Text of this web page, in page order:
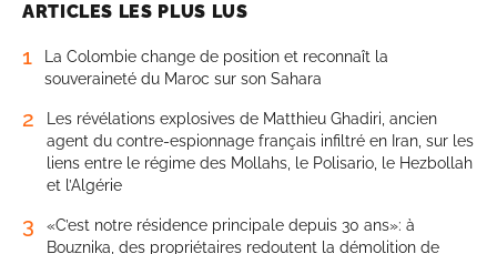
ARTICLES LES PLUS LUS
1
La Colombie change de position et reconnaît la
souveraineté du Maroc sur son Sahara
2
Les révélations explosives de Matthieu Ghadiri, ancien
agent du contre-espionnage français infiltré en Iran, sur les
liens entre le régime des Mollahs, le Polisario, le Hezbollah
et l’Algérie
3
«C’est notre résidence principale depuis 30 ans»: à
Bouznika, des propriétaires redoutent la démolition de